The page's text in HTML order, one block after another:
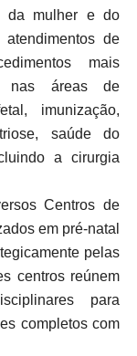
da mulher e do
de
mais
nas áreas de
imunização,
saúde do
a cirurgia
Centros de
em pré-natal
pelas
centros reúnem
para
completos com